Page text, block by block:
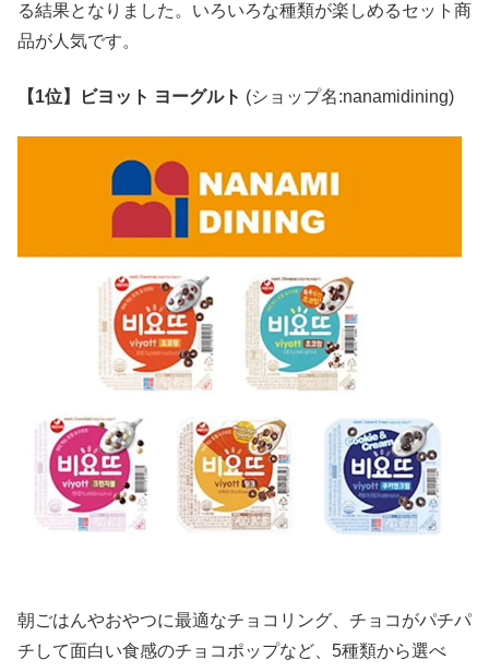
る結果となりました。いろいろな種類が楽しめるセット商
品が人気です。
【1位】ビヨット ヨーグルト (ショップ名:nanamidining)
朝ごはんやおやつに最適なチョコリング、チョコがパチパ
チして面白い食感のチョコポップなど、5種類から選べ